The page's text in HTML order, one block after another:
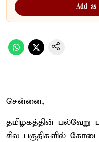
Add as
சென்னை,
தமிழகத்தின் பல்வேறு
சில பகுதிகளில்